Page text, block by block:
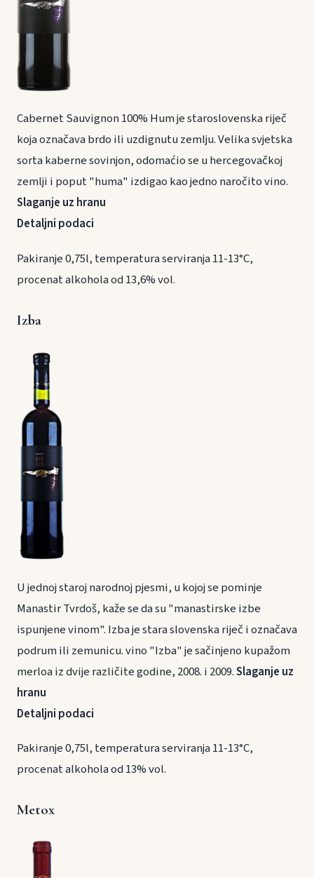
Cabernet Sauvignon 100% Hum je staroslovenska riječ
koja označava brdo ili uzdignutu zemlju. Velika svjetska
sorta kaberne sovinjon, odomaćio se u hercegovačkoj
zemlji i poput "huma" izdigao kao jedno naročito vino.
Slaganje uz hranu
Detaljni podaci
Pakiranje 0,75l, temperatura serviranja 11-13°C,
procenat alkohola od 13,6% vol.
Izba
U jednoj staroj narodnoj pjesmi, u kojoj se pominje
Manastir Tvrdoš, kaže se da su "manastirske izbe
ispunjene vinom". Izba je stara slovenska riječ i označava
podrum ili zemunicu. vino "Izba" je sačinjeno kupažom
merloa iz dvije različite godine, 2008. i 2009.Slaganje uz
hranu
Detaljni podaci
Pakiranje 0,75l, temperatura serviranja 11-13°C,
procenat alkohola od 13% vol.
Metox